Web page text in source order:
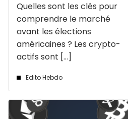
Quelles sont les clés pour
comprendre le marché
avant les élections
américaines ? Les crypto-
actifs sont [...]
Edito Hebdo